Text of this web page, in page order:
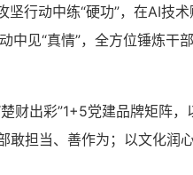
行动中练“硬功”，在AI技
中见“真情”，全方位锤炼干
财出彩”1+5党建品牌矩阵，
敢担当、善作为；以文化润